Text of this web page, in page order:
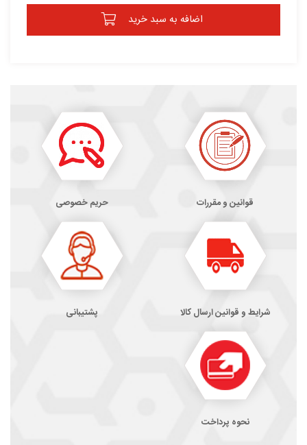
اضافه به سبد خرید
قوانین و مقررات حریم خصوصی
شرایط و قوانین ارسال کالا پشتیبانی
نحوه پرداخت